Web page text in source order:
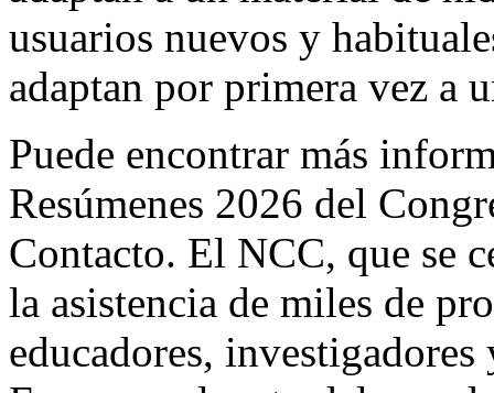
usuarios nuevos y
adaptan por primera vez a
Puede encontrar más
Resúmenes 2026 del
Contacto. El NCC, que se
la asistencia de miles de
educadores,